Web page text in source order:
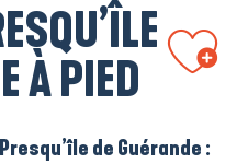
À PIED
Ajouter
de Guérande :